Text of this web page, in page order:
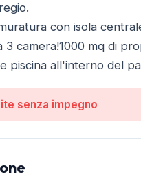
con isola
3 camera!1000 mq di
senza impegno